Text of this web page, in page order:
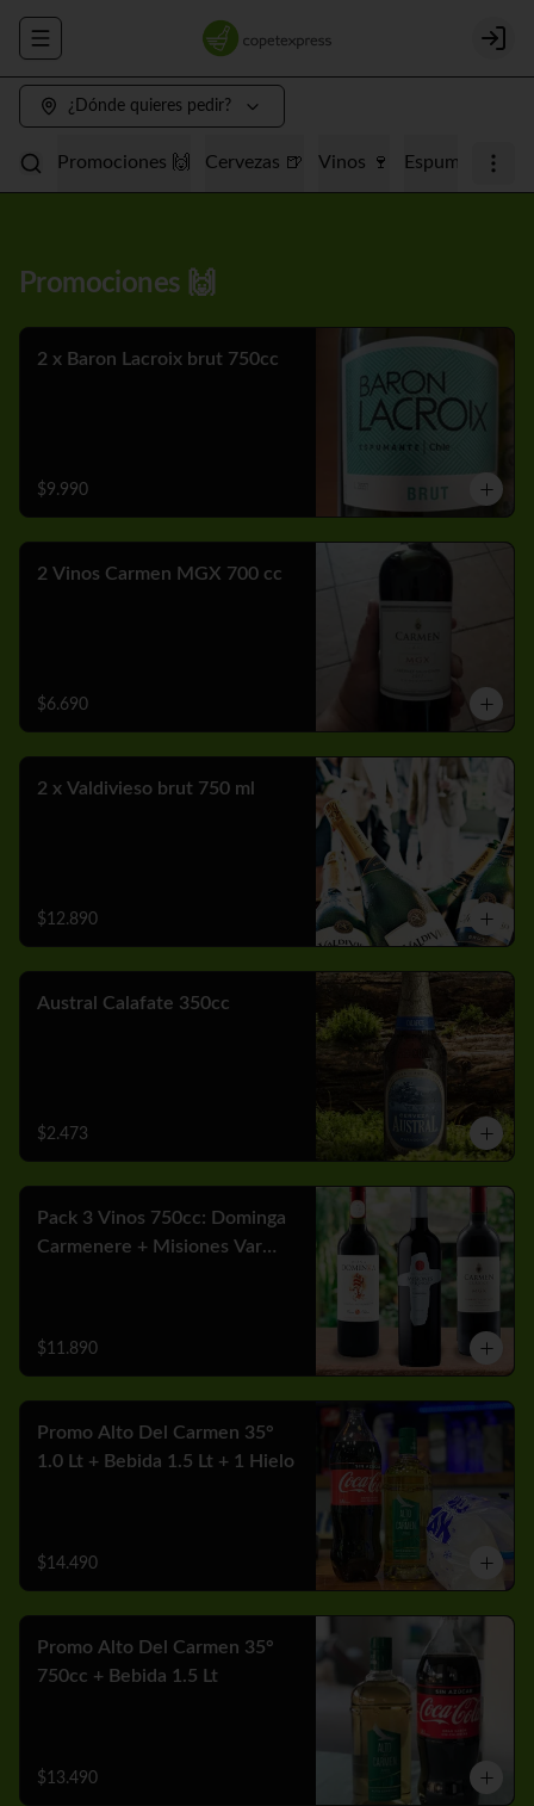
Abrir menu de navegación Login
¿Dónde quieres pedir?
Promociones 🙌 Cervezas 🍺 Vinos 🍷 Espumantes 🥂
Promociones 🙌
2 x Baron Lacroix brut 750cc
$9.990
2 Vinos Carmen MGX 700 cc
$6.690
2 x Valdivieso brut 750 ml
$12.890
Austral Calafate 350cc
$2.473
Pack 3 Vinos 750cc: Dominga
Carmenere + Misiones Var
$11.890
Promo Alto Del Carmen 35°
1.0 Lt + Bebida 1.5 Lt + 1 Hielo
$14.490
Promo Alto Del Carmen 35°
750cc + Bebida 1.5 Lt
$13.490